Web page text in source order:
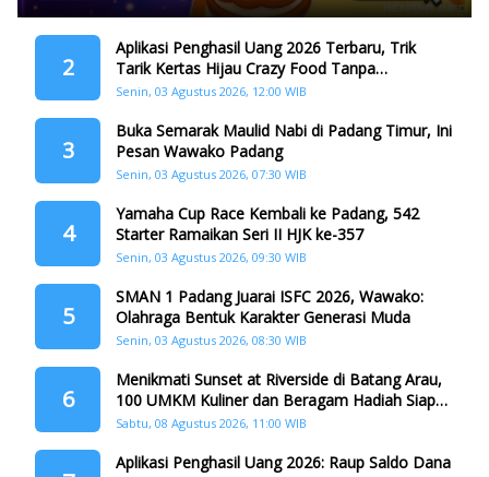
2
Aplikasi Penghasil Uang 2026 Terbaru, Trik
Tarik Kertas Hijau Crazy Food Tanpa
Penggandaan
Senin, 03 Agustus 2026, 12:00 WIB
3
Buka Semarak Maulid Nabi di Padang Timur, Ini
Pesan Wawako Padang
Senin, 03 Agustus 2026, 07:30 WIB
4
Yamaha Cup Race Kembali ke Padang, 542
Starter Ramaikan Seri II HJK ke-357
Senin, 03 Agustus 2026, 09:30 WIB
5
SMAN 1 Padang Juarai ISFC 2026, Wawako:
Olahraga Bentuk Karakter Generasi Muda
Senin, 03 Agustus 2026, 08:30 WIB
6
Menikmati Sunset at Riverside di Batang Arau,
100 UMKM Kuliner dan Beragam Hadiah Siap
Memanjakan Warga di Momen HJK Padang
Sabtu, 08 Agustus 2026, 11:00 WIB
Aplikasi Penghasil Uang 2026: Raup Saldo Dana